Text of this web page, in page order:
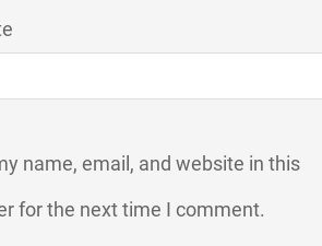
name, email, and website in this
for the next time I comment.